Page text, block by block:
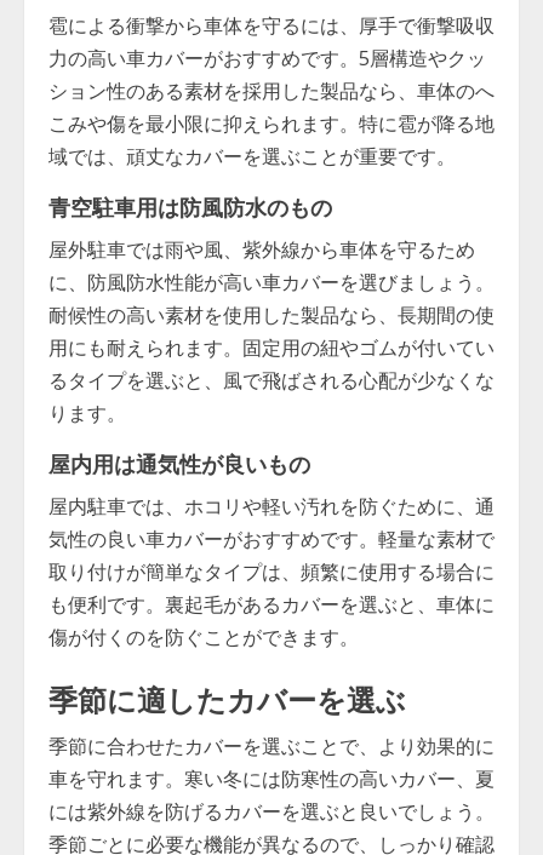
雹による衝撃から車体を守るには、厚手で衝撃吸収
力の高い車カバーがおすすめです。5層構造やクッ
ション性のある素材を採用した製品なら、車体のへ
こみや傷を最小限に抑えられます。特に雹が降る地
域では、頑丈なカバーを選ぶことが重要です。
青空駐車用は防風防水のもの
屋外駐車では雨や風、紫外線から車体を守るため
に、防風防水性能が高い車カバーを選びましょう。
耐候性の高い素材を使用した製品なら、長期間の使
用にも耐えられます。固定用の紐やゴムが付いてい
るタイプを選ぶと、風で飛ばされる心配が少なくな
ります。
屋内用は通気性が良いもの
屋内駐車では、ホコリや軽い汚れを防ぐために、通
気性の良い車カバーがおすすめです。軽量な素材で
取り付けが簡単なタイプは、頻繁に使用する場合に
も便利です。裏起毛があるカバーを選ぶと、車体に
傷が付くのを防ぐことができます。
季節に適したカバーを選ぶ
季節に合わせたカバーを選ぶことで、より効果的に
車を守れます。寒い冬には防寒性の高いカバー、夏
には紫外線を防げるカバーを選ぶと良いでしょう。
季節ごとに必要な機能が異なるので、しっかり確認